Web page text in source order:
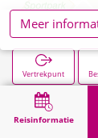
Reisinformatie
Stolberg,
Vertrekpunt
Stadsinformatie
Meer